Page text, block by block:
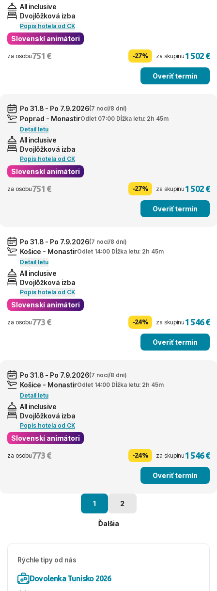
All inclusive
Dvojlôžková izba
Popis hotela od CK
Slovenskí animátori
za osobu751 € -27% za skupinu1 502 €
Overiť termín
Po 31.8 - Po 7.9.2026(7 nocí/8 dní)
Poprad - MonastirOdlet 07:00 Dĺžka letu: 2h 45m
Detail letu
All inclusive
Dvojlôžková izba
Popis hotela od CK
Slovenskí animátori
za osobu751 € -27% za skupinu1 502 €
Overiť termín
Po 31.8 - Po 7.9.2026(7 nocí/8 dní)
Košice - MonastirOdlet 14:00 Dĺžka letu: 2h 45m
Detail letu
All inclusive
Dvojlôžková izba
Popis hotela od CK
Slovenskí animátori
za osobu773 € -24% za skupinu1 546 €
Overiť termín
Po 31.8 - Po 7.9.2026(7 nocí/8 dní)
Košice - MonastirOdlet 14:00 Dĺžka letu: 2h 45m
Detail letu
All inclusive
Dvojlôžková izba
Popis hotela od CK
Slovenskí animátori
za osobu773 € -24% za skupinu1 546 €
Overiť termín
1 2
Ďalšia
Rýchle tipy od nás
Dovolenka Tunisko 2026